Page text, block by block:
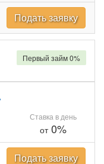
Подать заявку
Ставка в день
от0%
Первый займ 0%
Подать заявку